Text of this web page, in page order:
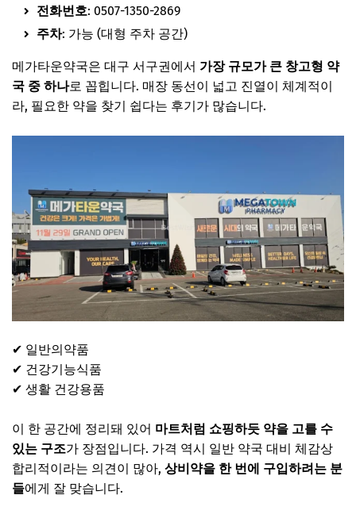
전화번호: 0507-1350-2869
주차: 가능 (대형 주차 공간)
메가타운약국은 대구 서구권에서 가장 규모가 큰 창고형 약
국 중 하나로 꼽힙니다. 매장 동선이 넓고 진열이 체계적이
라, 필요한 약을 찾기 쉽다는 후기가 많습니다.
✔ 일반의약품
✔ 건강기능식품
✔ 생활 건강용품
이 한 공간에 정리돼 있어 마트처럼 쇼핑하듯 약을 고를 수
있는 구조가 장점입니다. 가격 역시 일반 약국 대비 체감상
합리적이라는 의견이 많아, 상비약을 한 번에 구입하려는 분
들에게 잘 맞습니다.